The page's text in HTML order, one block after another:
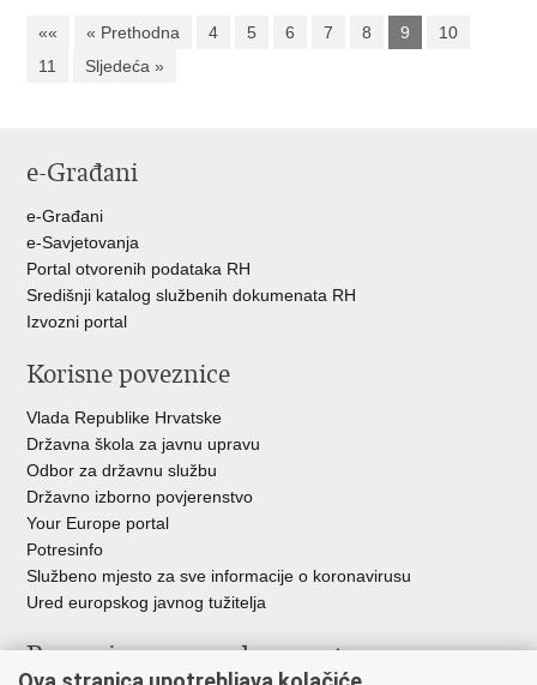
«« « Prethodna 4 5 6 7 8 9
10
11
Sljedeća »
e-Građani
e-Građani
e-Savjetovanja
Portal otvorenih podataka RH
Središnji katalog službenih dokumenata RH
Izvozni portal
Korisne poveznice
Vlada Republike Hrvatske
Državna škola za javnu upravu
Odbor za državnu službu
Državno izborno povjerenstvo
Your Europe portal
Potresinfo
Službeno mjesto za sve informacije o koronavirusu
Ured europskog javnog tužitelja
Poveznice pravosudnog sustava